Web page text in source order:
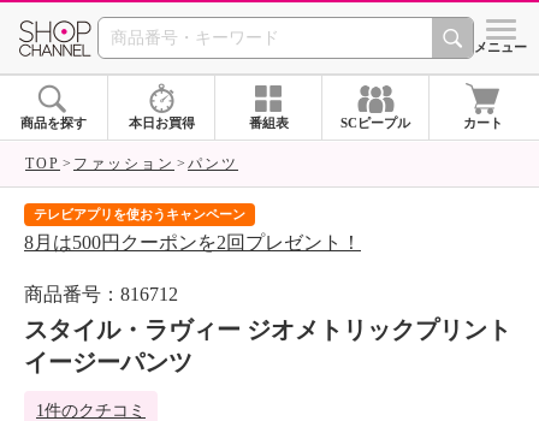
SHOP CHANNEL シメニュー
商品を探す 本日お買得 番組表 SCピープル カート
TOP ファッション パンツ
テレビアプリを使おうキャンペーン
8月は500円クーポンを2回プレゼント！
商品番号：816712
スタイル・ラヴィー ジオメトリックプリント
イージーパンツ
1件のクチコミ